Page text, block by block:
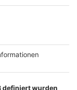
gibt es ein
bei der
zu tun.
um die
aus dem